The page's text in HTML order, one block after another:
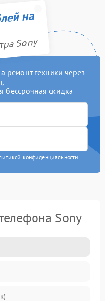
на
Sony
ремонт техники через
бессрочная скидка
конфиденциальности
Sony